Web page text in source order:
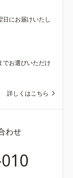
にお届けいたし
でお選びいただけ
詳しくはこちら
わせ